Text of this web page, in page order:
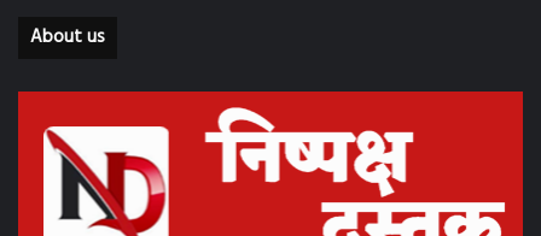
About us